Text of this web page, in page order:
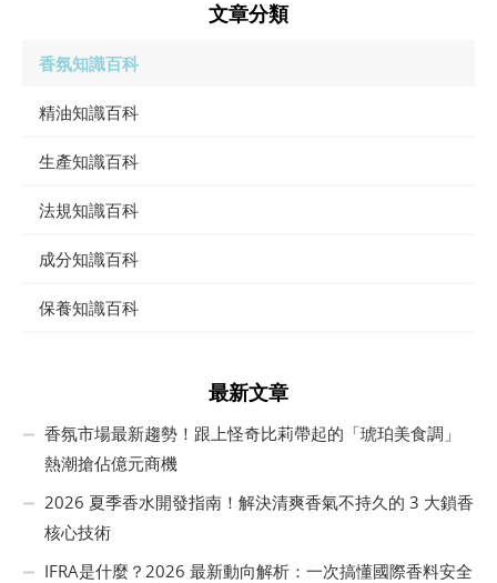
文章分類
香氛知識百科
精油知識百科
生產知識百科
法規知識百科
成分知識百科
保養知識百科
最新文章
香氛市場最新趨勢！跟上怪奇比莉帶起的「琥珀美食調」
熱潮搶佔億元商機
2026 夏季香水開發指南！解決清爽香氣不持久的 3 大鎖香
核心技術
IFRA是什麼？2026 最新動向解析：一次搞懂國際香料安全